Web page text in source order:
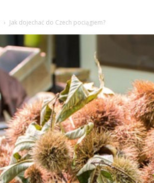
Jak dojechać do Czech pociągiem?